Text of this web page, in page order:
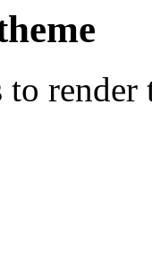
to render